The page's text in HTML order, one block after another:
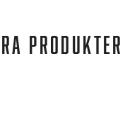
PRODUKTER